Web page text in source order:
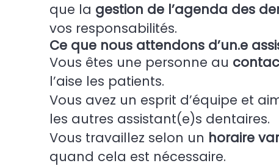
que la gestion de l’agenda des
vos responsabilités.
Ce que nous attendons d’un.e
Vous êtes une personne au
l’aise les patients.
Vous avez un esprit d’équipe et
les autres assistant(e)s dentaires.
Vous travaillez selon un horaire
quand cela est nécessaire.